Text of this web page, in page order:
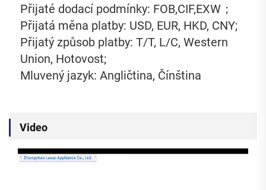
Přijaté dodací podmínky: FOB,CIF,EXW；
Přijatá měna platby: USD, EUR, HKD, CNY;
Přijatý způsob platby: T/T, L/C, Western
Union, Hotovost;
Mluvený jazyk: Angličtina, Čínština
Video